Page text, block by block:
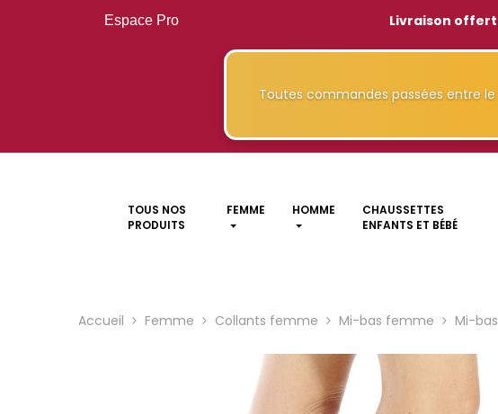
Espace Pro Livraison
Toutes commandes passées entre le
TOUS NOS
PRODUITS
FEMME HOMME
CHAUSSETTES
ENFANTS ET BÉBÉ
Accueil Femme Collants femme Mi-bas femme Mi-